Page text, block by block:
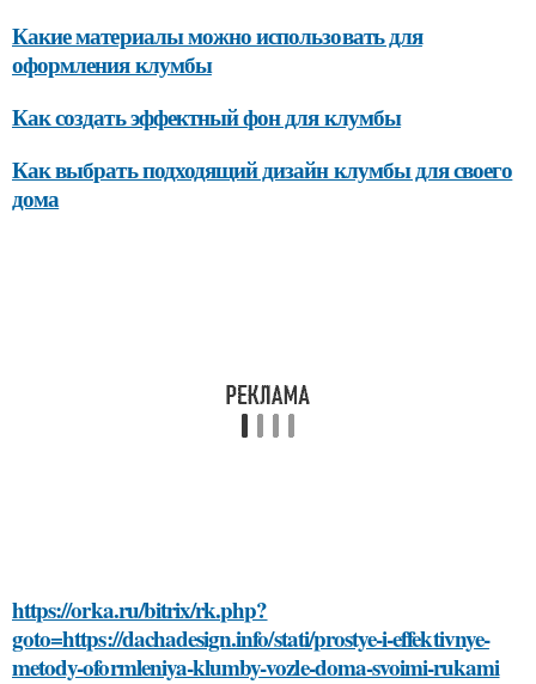
Какие материалы можно использовать для
оформления клумбы
Как создать эффектный фон для клумбы
Как выбрать подходящий дизайн клумбы для своего
дома
https://orka.ru/bitrix/rk.php?
goto=https://dachadesign.info/stati/prostye-i-effektivnye-
metody-oformleniya-klumby-vozle-doma-svoimi-rukami